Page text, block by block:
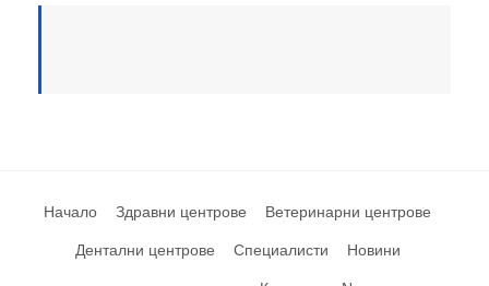
Начало Здравни центрове Ветеринарни центрове
Дентални центрове Специалисти Новини